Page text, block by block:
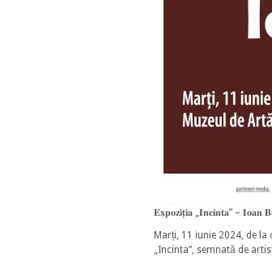
𝐄𝐱𝐩𝐨𝐳𝐢𝐭̦𝐢𝐚 „𝐈𝐧𝐜𝐢𝐧𝐭𝐚” – 𝐈𝐨𝐚𝐧
Marți, 11 iunie 2024, de
„Incinta”, semnată de